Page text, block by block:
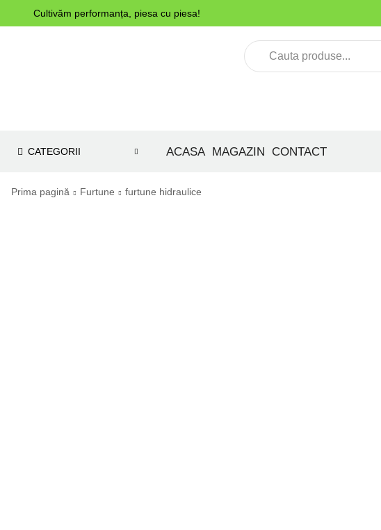
Cultivăm performanța, piesa cu piesa!
CATEGORII ACASA MAGAZIN CONTACT
Prima pagină Furtune furtune hidraulice